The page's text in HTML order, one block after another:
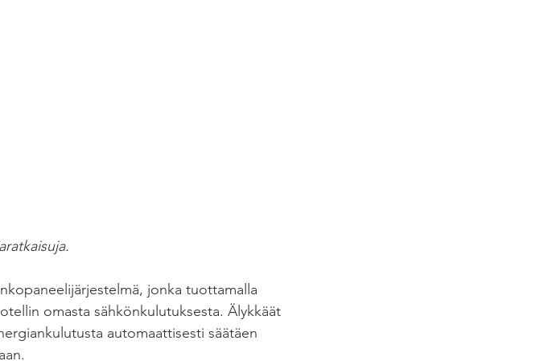
jonka tuottamalla
omasta sähkönkulutuksesta. Älykkäät
automaattisesti säätäen